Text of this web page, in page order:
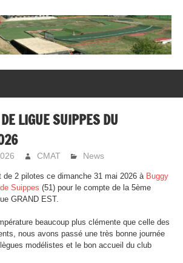
CMAT
LIGUE SUIPPES DU
CMAT News
de 2 pilotes ce dimanche 31 mai 2026 à Buggy
Suippes (51) pour le compte de la 5ème
GRAND EST.
beaucoup plus clémente que celle des
nous avons passé une très bonne journée
modélistes et le bon accueil du club